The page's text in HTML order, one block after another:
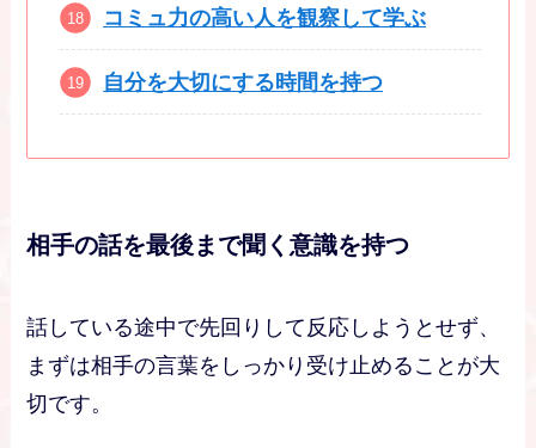
コミュ力の高い人を観察して学ぶ
自分を大切にする時間を持つ
相手の話を最後まで聞く意識を持つ
話している途中で先回りして反応しようとせず、
まずは相手の言葉をしっかり受け止めることが大
切です。